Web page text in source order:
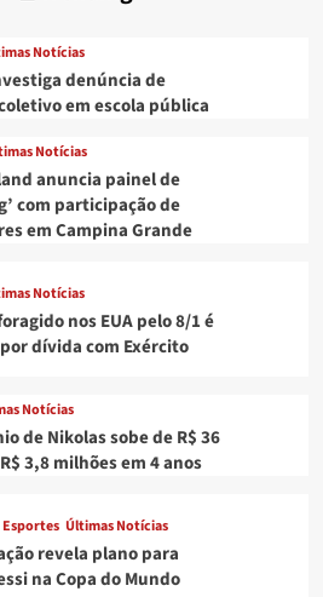
Notícias
denúncia de
em escola pública
Notícias
anuncia painel de
com participação de
em Campina Grande
Notícias
nos EUA pelo 8/1 é
dívida com Exército
Notícias
de Nikolas sobe de R$ 36
3,8 milhões em 4 anos
Esportes Últimas Notícias
revela plano para
na Copa do Mundo